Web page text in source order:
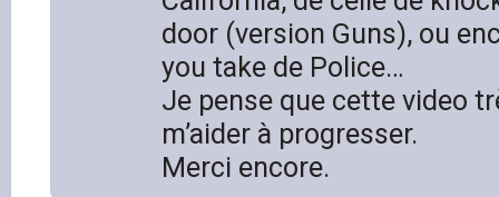
door (version Guns), ou
you take de Police…
Je pense que cette video
m’aider à progresser.
Merci encore.